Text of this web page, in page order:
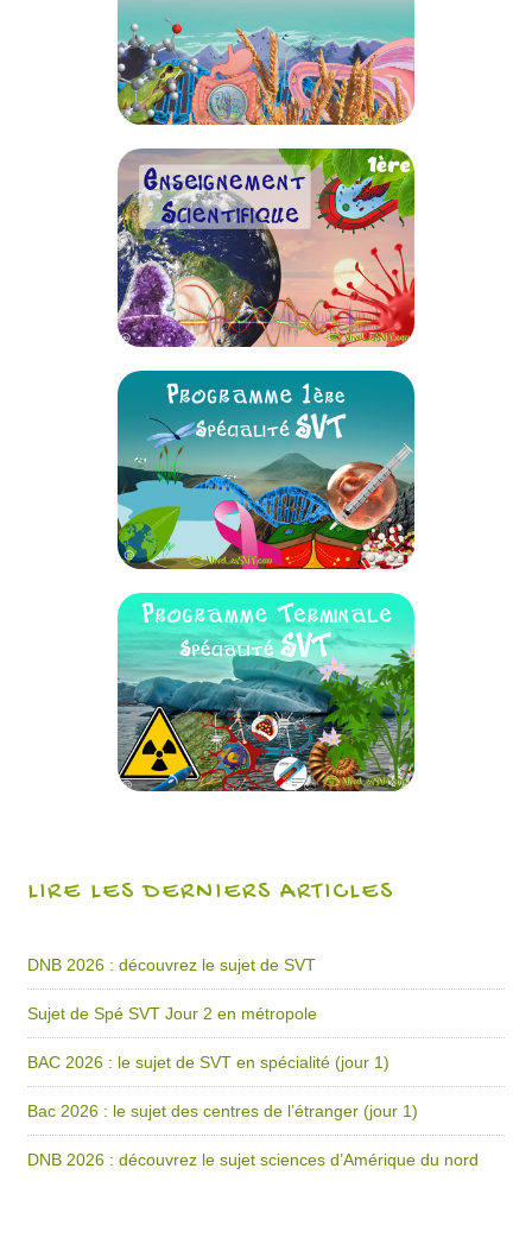
LIRE LES DERNIERS ARTICLES
DNB 2026 : découvrez le sujet de SVT
Sujet de Spé SVT Jour 2 en métropole
BAC 2026 : le sujet de SVT en spécialité (jour 1)
Bac 2026 : le sujet des centres de l’étranger (jour 1)
DNB 2026 : découvrez le sujet sciences d’Amérique du nord